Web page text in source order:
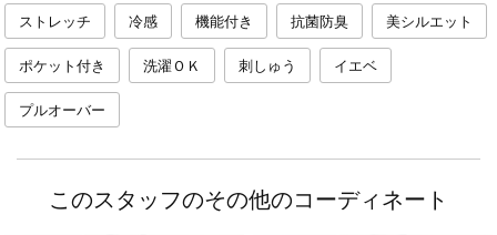
ストレッチ 冷感 機能付き 抗菌防臭 美シルエット
ポケット付き 洗濯ＯＫ 刺しゅう イエベ
プルオーバー
このスタッフのその他のコーディネート